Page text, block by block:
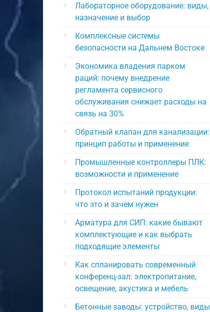
Лабораторное оборудование: виды,
назначение и выбор
Комплексные системы
безопасности на Дальнем Востоке
Экономика владения парком
раций: почему внедрение
регламента сервисного
обслуживания снижает расходы на
связь на 30%
Обратный клапан для канализации:
принцип работы и применение
Промышленные контроллеры ПЛК:
возможности и применение
Протокол испытаний продукции:
что это и зачем нужен
Арматура для СИП: какие бывают
комплектующие и как выбрать
подходящие элементы
Как спланировать современный
конференц-зал: электропитание,
освещение, акустика и мебель
Бетонные заводы: устройство, виды